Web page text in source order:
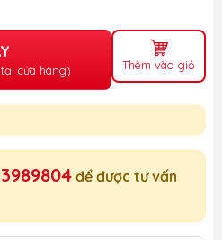
cửa hàng) Thêm vào giỏ
để được tư vấn